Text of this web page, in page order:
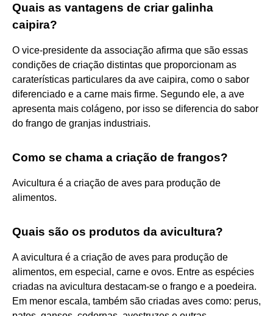
Quais as vantagens de criar galinha
caipira?
O vice-presidente da associação afirma que são essas
condições de criação distintas que proporcionam as
caraterísticas particulares da ave caipira, como o sabor
diferenciado e a carne mais firme. Segundo ele, a ave
apresenta mais colágeno, por isso se diferencia do sabor
do frango de granjas industriais.
Como se chama a criação de frangos?
Avicultura é a criação de aves para produção de
alimentos.
Quais são os produtos da avicultura?
A avicultura é a criação de aves para produção de
alimentos, em especial, carne e ovos. Entre as espécies
criadas na avicultura destacam-se o frango e a poedeira.
Em menor escala, também são criadas aves como: perus,